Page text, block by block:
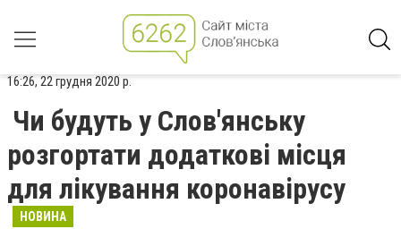
16:26, 22 грудня 2020 р.
Чи будуть у Слов'янську
розгортати додаткові місця
для лікування коронавірусу
НОВИНА